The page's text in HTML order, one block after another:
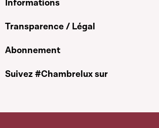
Informations
Transparence / Légal
Abonnement
Suivez #Chambrelux sur